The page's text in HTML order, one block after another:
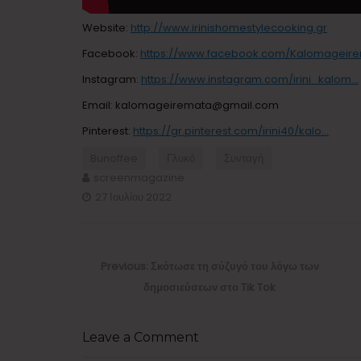
Website: http://www.irinishomestylecooking.gr
Facebook: https://www.facebook.com/
Instagram: https://www.instagram.com/irini_kalom…
Email: kalomageiremata@gmail.com
Pinterest: https://gr.pinterest.com/irini40/kalo…
Leave a Comment